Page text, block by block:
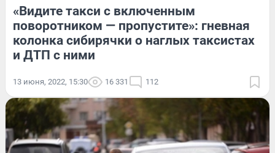
«Видите такси с включенным
поворотником — пропустите»: гневная
колонка сибирячки о наглых таксистах
и ДТП с ними
13 июня, 2022, 15:30 16 331 112